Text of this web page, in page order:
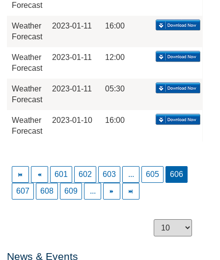
Forecast
Weather
Forecast
2023-01-11 16:00
Weather
Forecast
2023-01-11 12:00
Weather
Forecast
2023-01-11 05:30
Weather
Forecast
2023-01-10 16:00
601 602 603 ... 605
606
607
608 609 ...
News & Events